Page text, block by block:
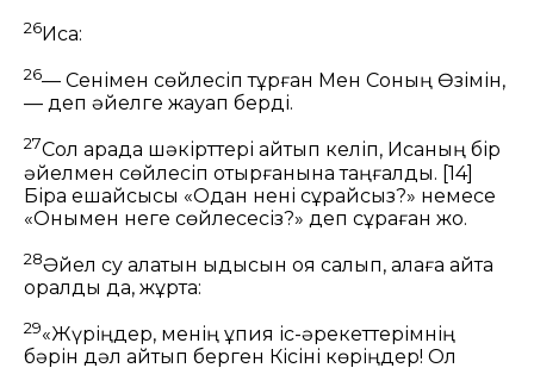
26Иса:
26— Сенімен сөйлесіп тұрған Мен Соның Өзімін,
— деп әйелге жауап берді.
27Сол арада шәкірттері қайтып келіп, Исаның бір
әйелмен сөйлесіп отырғанына таңғалды. [14]
Бірақ ешқайсысы «Одан нені сұрайсыз?» немесе
«Онымен неге сөйлесесіз?» деп сұраған жоқ.
28Әйел су алатын ыдысын қоя салып, қалаға қайта
оралды да, жұртқа:
29«Жүріңдер, менің құпия іс-әрекеттерімнің
бәрін дәл айтып берген Кісіні көріңдер! Ол